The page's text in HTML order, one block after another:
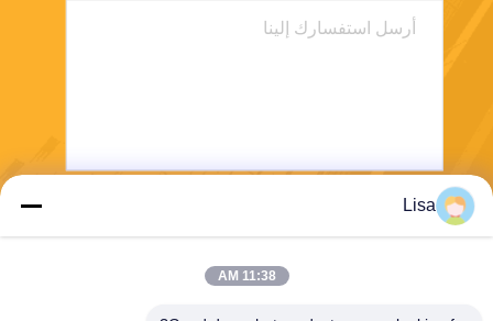
Lisa
11:38 AM